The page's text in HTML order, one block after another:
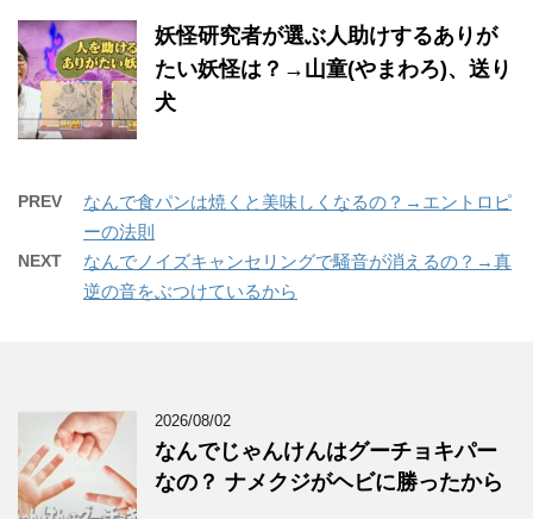
妖怪研究者が選ぶ人助けするありが
たい妖怪は？→山童(やまわろ)、送り
犬
PREV
なんで食パンは焼くと美味しくなるの？→エントロピ
ーの法則
NEXT
なんでノイズキャンセリングで騒音が消えるの？→真
逆の音をぶつけているから
2026/08/02
なんでじゃんけんはグーチョキパー
なの？ ナメクジがヘビに勝ったから